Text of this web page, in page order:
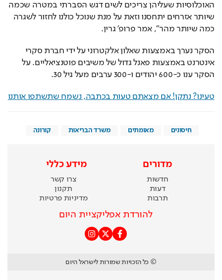
האוכלוסיות שעליהן צריכים לשים דגש הסברתי במטרה שכמה
שיותר אזרחים יתחסנו וזאת על מנת שנוכל כולנו לחזור לשגרה
כמה שיותר מהר", אמר פרופ' גרין.
הסקר נערך באמצעות שאלון אלקטרוני על ידי חברת סקרי
אינטרנט באמצעות פאנל גדול של משיבים פוטנציאליים. על
הסקר ענו כ-600 יהודים ו-300 ערבים מעל גיל 30.
טעינו? נתקן! אם מצאתם טעות בכתבה, נשמח שתשתפו אותנו
חיסונים מאומתים משרד הבריאות קורונה
מדורים
חדשות
דעות
תרבות
מידע כללי
צרו קשר
תקנון
מדיניות פרטיות
להורדת אפליקציית היום
© כל הזכויות שמורות לישראל היום